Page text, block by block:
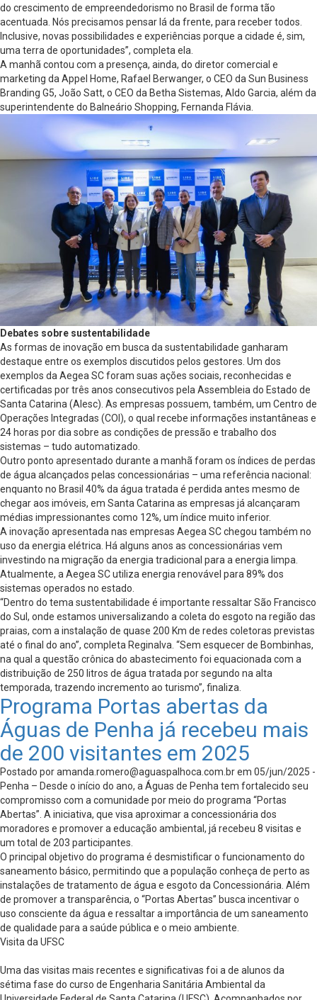
do crescimento de empreendedorismo no Brasil de forma tão
acentuada. Nós precisamos pensar lá da frente, para receber todos.
Inclusive, novas possibilidades e experiências porque a cidade é, sim,
uma terra de oportunidades”, completa ela.
A manhã contou com a presença, ainda, do diretor comercial e
marketing da Appel Home, Rafael Berwanger, o CEO da Sun Business
Branding G5, João Satt, o CEO da Betha Sistemas, Aldo Garcia, além da
superintendente do Balneário Shopping, Fernanda Flávia.
Debates sobre sustentabilidade
As formas de inovação em busca da sustentabilidade ganharam
destaque entre os exemplos discutidos pelos gestores. Um dos
exemplos da Aegea SC foram suas ações sociais, reconhecidas e
certificadas por três anos consecutivos pela Assembleia do Estado de
Santa Catarina (Alesc). As empresas possuem, também, um Centro de
Operações Integradas (COI), o qual recebe informações instantâneas e
24 horas por dia sobre as condições de pressão e trabalho dos
sistemas – tudo automatizado.
Outro ponto apresentado durante a manhã foram os índices de perdas
de água alcançados pelas concessionárias – uma referência nacional:
enquanto no Brasil 40% da água tratada é perdida antes mesmo de
chegar aos imóveis, em Santa Catarina as empresas já alcançaram
médias impressionantes como 12%, um índice muito inferior.
A inovação apresentada nas empresas Aegea SC chegou também no
uso da energia elétrica. Há alguns anos as concessionárias vem
investindo na migração da energia tradicional para a energia limpa.
Atualmente, a Aegea SC utiliza energia renovável para 89% dos
sistemas operados no estado.
“Dentro do tema sustentabilidade é importante ressaltar São Francisco
do Sul, onde estamos universalizando a coleta do esgoto na região das
praias, com a instalação de quase 200 Km de redes coletoras previstas
até o final do ano”, completa Reginalva. “Sem esquecer de Bombinhas,
na qual a questão crônica do abastecimento foi equacionada com a
distribuição de 250 litros de água tratada por segundo na alta
temporada, trazendo incremento ao turismo”, finaliza.
Programa Portas abertas da
Águas de Penha já recebeu mais
de 200 visitantes em 2025
Postado poramanda.romero@aguaspalhoca.com.brem 05/jun/2025 -
Penha – Desde o início do ano, a Águas de Penha tem fortalecido seu
compromisso com a comunidade por meio do programa “Portas
Abertas”. A iniciativa, que visa aproximar a concessionária dos
moradores e promover a educação ambiental, já recebeu 8 visitas e
um total de 203 participantes.
O principal objetivo do programa é desmistificar o funcionamento do
saneamento básico, permitindo que a população conheça de perto as
instalações de tratamento de água e esgoto da Concessionária. Além
de promover a transparência, o “Portas Abertas” busca incentivar o
uso consciente da água e ressaltar a importância de um saneamento
de qualidade para a saúde pública e o meio ambiente.
Visita da UFSC
Uma das visitas mais recentes e significativas foi a de alunos da
sétima fase do curso de Engenharia Sanitária Ambiental da